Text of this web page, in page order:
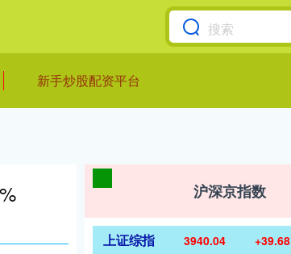
新手炒股配资平台
沪深京指数
上证综指 3940.04 +39.68